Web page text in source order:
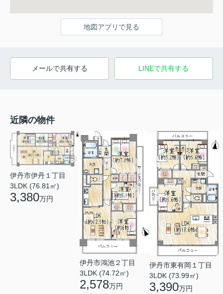
地図アプリで見る
メールで共有する LINEで共有する
近隣の物件
伊丹市伊丹１丁目
3LDK (76.81㎡)
3,380万円
伊丹市鴻池２丁目
3LDK (74.72㎡)
2,578万円
伊丹市東有岡１丁目
3LDK (73.99㎡)
3,390万円